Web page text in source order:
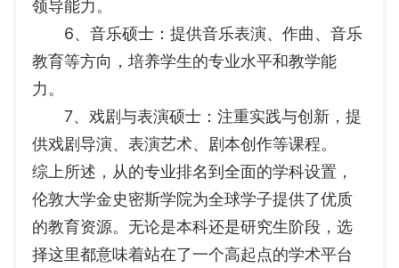
领导能力。
6、音乐硕士：提供音乐表演、作曲、音乐
教育等方向，培养学生的专业水平和教学能
力。
7、戏剧与表演硕士：注重实践与创新，提
供戏剧导演、表演艺术、剧本创作等课程。
综上所述，从的专业排名到全面的学科设置，
伦敦大学金史密斯学院为全球学子提供了优质
的教育资源。无论是本科还是研究生阶段，选
择这里都意味着站在了一个高起点的学术平台